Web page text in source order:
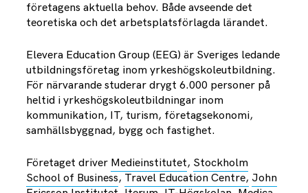
företagens aktuella behov. Både avseende det
teoretiska och det arbetsplatsförlagda lärandet.
Elevera Education Group (EEG) är Sveriges ledande
utbildningsföretag inom yrkeshögskoleutbildning.
För närvarande studerar drygt 6.000 personer på
heltid i yrkeshögskoleutbildningar inom
kommunikation, IT, turism, företagsekonomi,
samhällsbyggnad, bygg och fastighet.
Företaget driver Medieinstitutet, Stockholm
School of Business, Travel Education Centre, John